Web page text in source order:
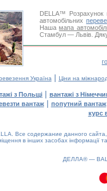
DELLA™
Розрахунок
автомобільних
Нашамапа
Стамбул — Львів.
Україна | Ціни на
з Польщі | вантажі з
вантаж| попутний вантаж
курс
Все содержание данного
в інших засобах інформації
ДЕЛЛА® —